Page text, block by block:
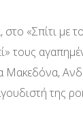
στο «Σπίτι με
τους
Μακεδόνα,
της